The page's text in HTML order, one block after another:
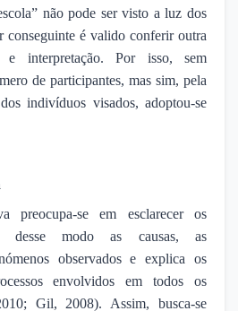
não pode ser visto a luz dos
conseguinte é valido conferir outra
e interpretação. Por isso, sem
de participantes, mas sim, pela
indivíduos visados, adoptou-se
preocupa-se em esclarecer os
desse modo as causas, as
observados e explica os
envolvidos em todos os
Gil, 2008). Assim, busca-se